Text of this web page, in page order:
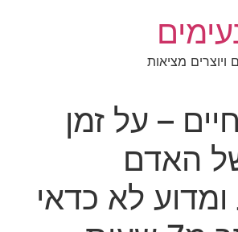
ויוצרים מציאות
– על זמן
האדם
לא כדאי